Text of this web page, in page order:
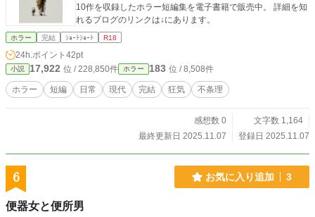
10作を収録したホラー短編集を電子書籍で販売中。 詳細を知
れるブログのリンクは↓にあります。
ホラー 完結 ｼｮｰﾄｼｮｰﾄ R18
24h.ポイント 42pt
小説 17,922 位 / 228,850件 ホラー 183 位 / 8,508件
ホラー 短編 日常 現代 完結 狂気 不条理
感想数 0
文字数 1,164
最終更新日 2025.11.07
登録日 2025.11.07
6 お気に入り追加 3
便器女と便所男